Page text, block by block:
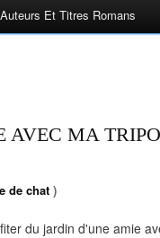
Et Titres Romans
MA
de chat )
du jardin d'une amie